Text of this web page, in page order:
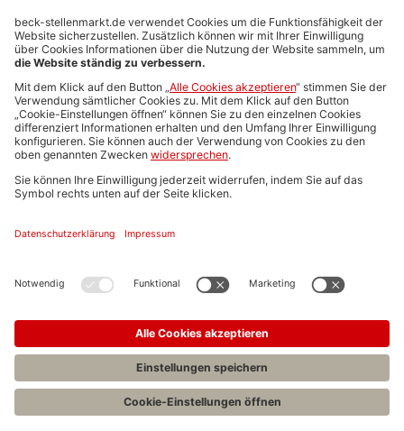
Anzeigen-AGB
Media-Daten
Newsletteranmeldung
Produktübersicht
ALLGEMEIN
FAQs
Impressum
Stellenangebote C.H.BECK
Entwickelt durchJobiqo